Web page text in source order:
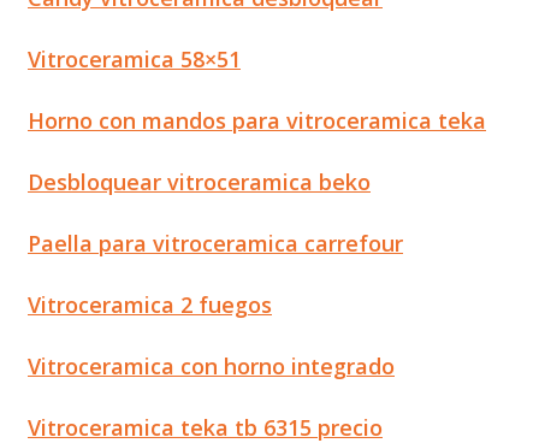
Vitroceramica 58×51
Horno con mandos para vitroceramica teka
Desbloquear vitroceramica beko
Paella para vitroceramica carrefour
Vitroceramica 2 fuegos
Vitroceramica con horno integrado
Vitroceramica teka tb 6315 precio